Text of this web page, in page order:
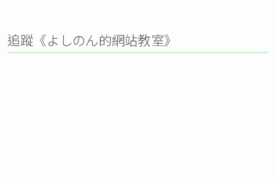
追蹤《よしのん的網站教室》